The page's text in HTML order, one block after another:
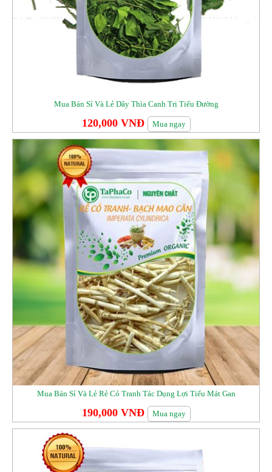
Mua Bán Sỉ Và Lẻ Dây Thìa Canh Trị Tiểu Đường
120,000 VNĐ Mua ngay
Mua Bán Sỉ Và Lẻ Rẻ Cỏ Tranh Tác Dụng Lợi Tiểu Mát Gan
190,000 VNĐ Mua ngay